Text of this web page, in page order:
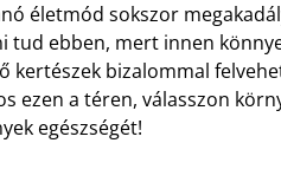
életmód sokszor
tud ebben, mert innen
kertészek bizalommal
ezen a téren, válasszon
egészségét!